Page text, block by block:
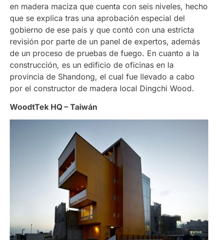
en madera maciza que cuenta con seis niveles, hecho
que se explica tras una aprobación especial del
gobierno de ese país y que contó con una estricta
revisión por parte de un panel de expertos, además
de un proceso de pruebas de fuego. En cuanto a la
construcción, es un edificio de oficinas en la
provincia de Shandong, el cual fue llevado a cabo
por el constructor de madera local Dingchi Wood.
WoodtTek HQ – Taiwán